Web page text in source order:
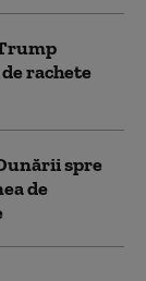
rachete
spre
de